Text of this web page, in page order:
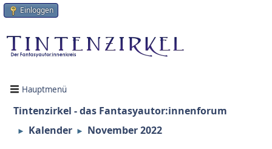
Einloggen
Hauptmenü
Tintenzirkel - das Fantasyautor:innenforum
► Kalender ► November 2022